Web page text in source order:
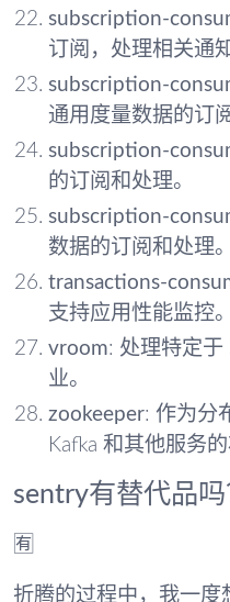
subscription-
订阅，处理相关通知
subscription-
通用度量数据的订
subscription-
的订阅和处理。
subscription-
数据的订阅和处理。
transactions-
支持应用性能监控。
vroom: 处理特定于
业。
zookeeper: 作为分
Kafka 和其他服务的
sentry有替代品吗
🈶️
折腾的过程中，我一度